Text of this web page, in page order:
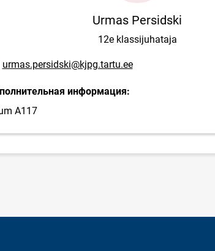
Urmas Persidski
12e klassijuhataja
адрес
urmas.persidski@kjpg.tartu.ee
информация:
A117